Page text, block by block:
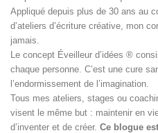
Appliqué depuis plus de 30 ans au
d’ateliers d’écriture créative, mon
jamais.
Le concept Éveilleur d’idées ®
chaque personne. C’est une cure
l’endormissement de l’imagination.
Tous mes ateliers, stages ou
visent le même but : maintenir en vie
d’inventer et de créer. Ce blogue